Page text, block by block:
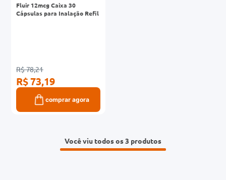
Fluir 12mcg Caixa 30
Cápsulas para Inalação Refil
R$ 78,21
R$ 73,19
comprar agora
Você viu todos os 3